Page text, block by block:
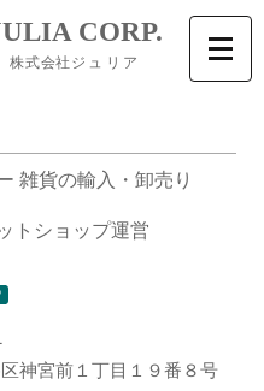
CORP.
株式会社 ジュリア
神宮前１丁目１９番８号
雑貨の輸入・卸売り
トショップ運営